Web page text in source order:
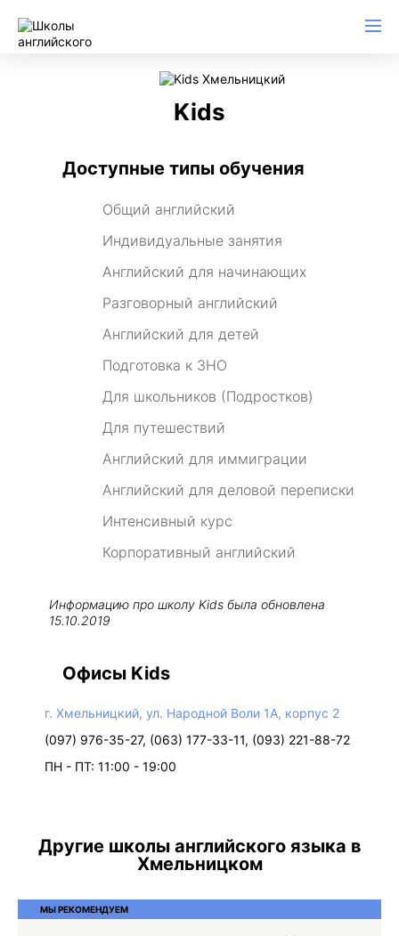
Kids
Доступные типы обучения
Общий английский
Индивидуальные занятия
Английский для начинающих
Разговорный английский
Английский для детей
Подготовка к ЗНО
Для школьников (Подростков)
Для путешествий
Английский для иммиграции
Английский для деловой переписки
Интенсивный курс
Корпоративный английский
Информацию про школу Kids была обновлена
15.10.2019
Офисы Kids
г. Хмельницкий, ул. Народной Воли 1А, корпус 2
(097) 976-35-27, (063) 177-33-11, (093) 221-88-72
ПН - ПТ: 11:00 - 19:00
Другие школы английского языка в
Хмельницком
МЫ РЕКОМЕНДУЕМ